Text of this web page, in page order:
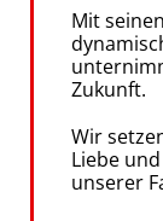
Mit
Zukunft.
Wir
Liebe
unserer